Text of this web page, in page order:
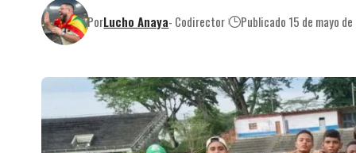
PorLucho Anaya- Codirector Publicado 15 de mayo